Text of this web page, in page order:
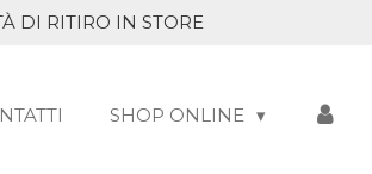
DI RITIRO IN STORE
SHOP ONLINE